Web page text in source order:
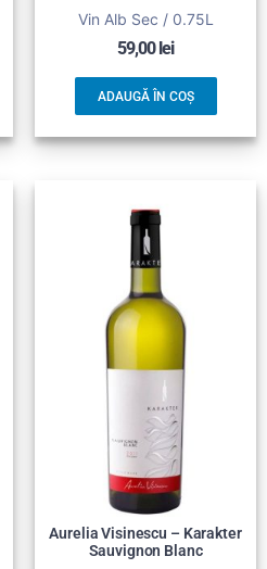
Vin Alb Sec / 0.75L
59,00lei
ADAUGĂ ÎN COȘ
Aurelia Visinescu – Karakter
Sauvignon Blanc